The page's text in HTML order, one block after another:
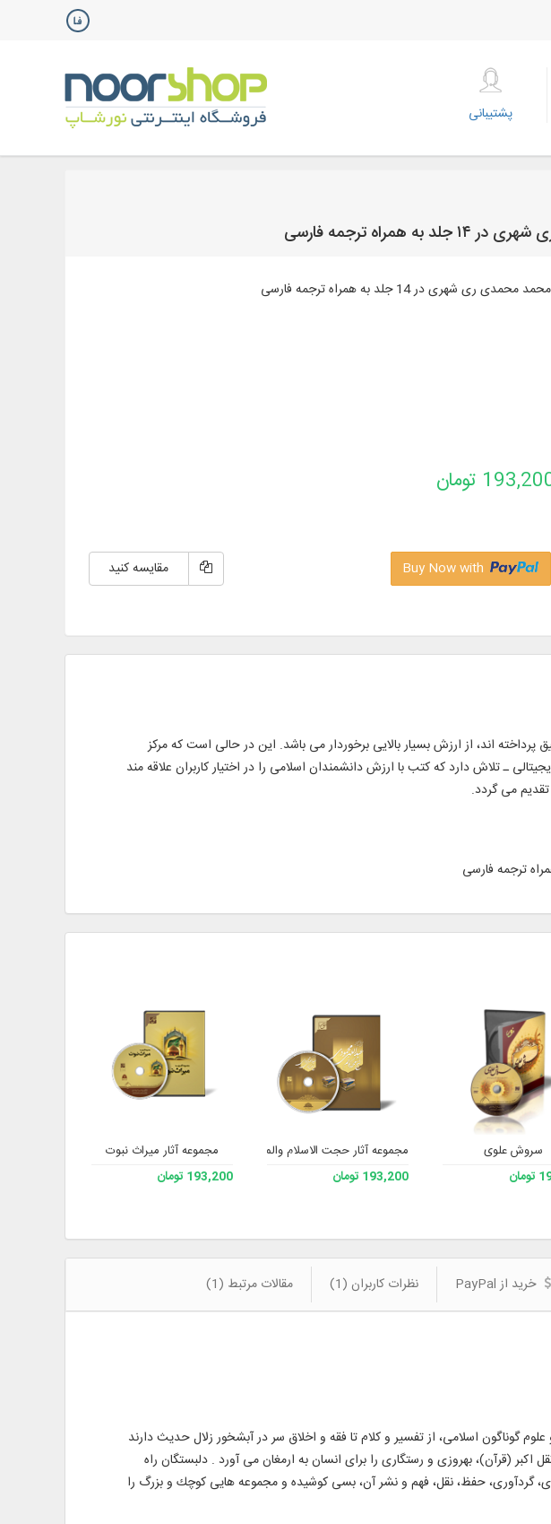
پشتیبانی
ترجمه فارسی
در 14 جلد به همراه ترجمه فارسی
تومان
مقایسه کنید
پرداخته اند، از ارزش بسیار بالایی برخوردار می باشد. این در حالی است که مرکز
ـ تلاش دارد که کتب با ارزش دانشمندان اسلامی را در اختیار کاربران علاقه مند
می گردد.
سروش علوی
مجموعه آثار حجت الاسلام والمسلمین شیخ محمدکاظم عبداللهی محمودی
193,200 تومان
مجموعه آثار میراث نبوت
193,200 تومان
خرید از PayPal نظرات کاربران (1) مقالات مرتبط (1)
اسلامى، از تفسير و کلام تا فقه و اخلاق سر در آبشخور زلال حديث دارند
(قرآن)، بهروزى و رستگارى را براى انسان به ارمغان مى آورد . دلبستگان راه
گردآورى، حفظ، نقل، فهم و نشر آن، بسى كوشيده و مجموعه هايى كوچك و بزرگ را